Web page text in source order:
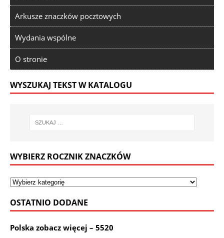
Arkusze znaczków pocztowych
Wydania wspólne
O stronie
WYSZUKAJ TEKST W KATALOGU
WYBIERZ ROCZNIK ZNACZKÓW
OSTATNIO DODANE
Polska zobacz więcej – 5520